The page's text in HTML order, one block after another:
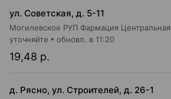
ул. Советская, д. 5-11
19,48 р.
уточняйте обновл. в 11:20
д. Рясно, ул. Строителей, д. 26-1